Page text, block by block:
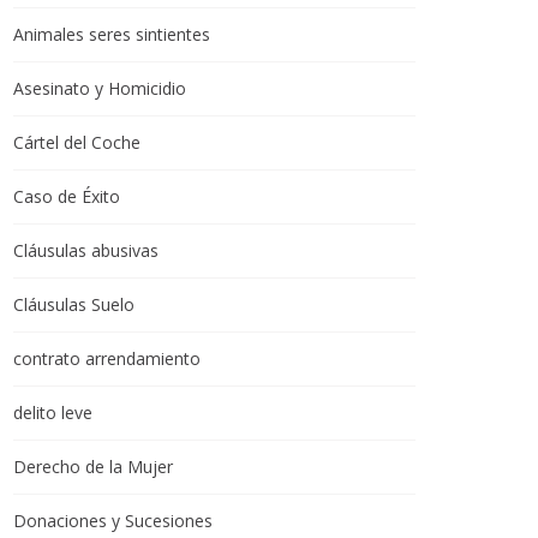
Animales seres sintientes
Asesinato y Homicidio
Cártel del Coche
Caso de Éxito
Cláusulas abusivas
Cláusulas Suelo
contrato arrendamiento
delito leve
Derecho de la Mujer
Donaciones y Sucesiones